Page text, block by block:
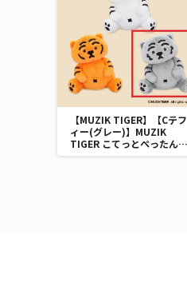
【MUZIK TIGER】【Cテフ
ィー(グレー)】MUZIK
TIGER こてっとぺったん
BIGぬいぐるみ